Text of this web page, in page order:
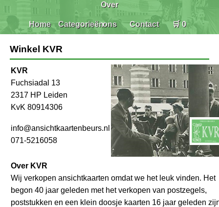
Home Categorieën
Over
ons Contact 🛒 0
Winkel KVR
KVR
Fuchsiadal 13
2317 HP Leiden
KvK 80914306
info@ansichtkaartenbeurs.nl
071-5216058
Over KVR
Wij verkopen ansichtkaarten omdat we het leuk vinden. Het
begon 40 jaar geleden met het verkopen van postzegels,
poststukken en een klein doosje kaarten 16 jaar geleden